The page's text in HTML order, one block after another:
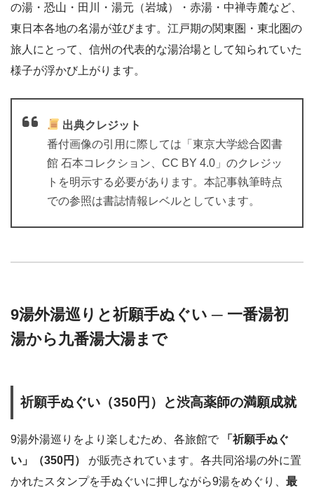
の湯・恐山・田川・湯元（岩城）・赤湯・中禅寺麓など、
東日本各地の名湯が並びます。江戸期の関東圏・東北圏の
旅人にとって、信州の代表的な湯治場として知られていた
様子が浮かび上がります。
出典クレジット
番付画像の引用に際しては「東京大学総合図書
館 石本コレクション、CC BY 4.0」のクレジッ
トを明示する必要があります。本記事執筆時点
での参照は書誌情報レベルとしています。
9湯外湯巡りと祈願手ぬぐい ─ 一番湯初
湯から九番湯大湯まで
祈願手ぬぐい（350円）と渋高薬師の満願成就
9湯外湯巡りをより楽しむため、各旅館で
「祈願手ぬぐ
い」（350円）
が販売されています。各共同浴場の外に置
かれたスタンプを手ぬぐいに押しながら9湯をめぐり、 最